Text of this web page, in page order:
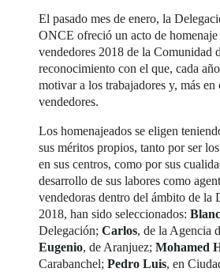
El pasado mes de enero, la
ONCE ofreció un acto de homenaje
vendedores 2018 de la Comunidad
reconocimiento con el que, cada
motivar a los trabajadores y, más en
vendedores.
Los homenajeados se eligen
sus méritos propios, tanto por ser
en sus centros, como por sus
desarrollo de sus labores como
vendedoras dentro del ámbito de la
2018, han sido seleccionados:
Delegación;Carlos, de la Agencia
Eugenio, de Aranjuez;Mohamed
Carabanchel;Pedro Luis, en